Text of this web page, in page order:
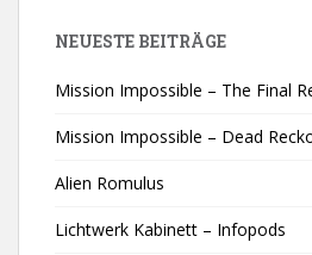
NEUESTE BEITRÄGE
Mission Impossible – The Final
Mission Impossible – Dead
Alien Romulus
Lichtwerk Kabinett – Infopods